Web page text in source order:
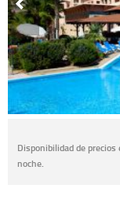
Disponibilidad de
noche.